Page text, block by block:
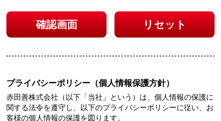
確認画面 リセット
プライバシーポリシー（個人情報保護方針）
赤田善株式会社（以下「当社」という）は、個人情報の保護に
関する法令を遵守し、以下のプライバシーポリシーに従い、お
客様の個人情報の保護を図ります。